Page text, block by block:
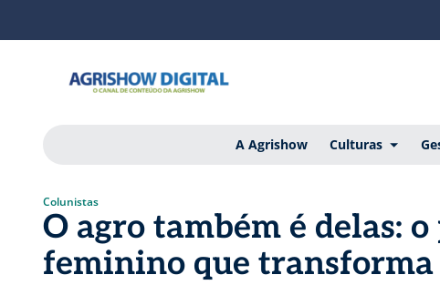
A Agrishow Culturas
Colunistas
O agro também é delas:
feminino que transforma